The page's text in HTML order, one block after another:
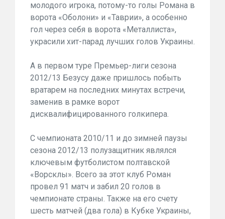
молодого игрока, потому-то голы Романа в
ворота «Оболони» и «Таврии», а особенно
гол через себя в ворота «Металлиста»,
украсили хит-парад лучших голов Украины.
А в первом туре Премьер-лиги сезона
2012/13 Безусу даже пришлось побыть
вратарем на последних минутах встречи,
заменив в рамке ворот
дисквалифицированного голкипера.
С чемпионата 2010/11 и до зимней паузы
сезона 2012/13 полузащитник являлся
ключевым футболистом полтавской
«Ворсклы». Всего за этот клуб Роман
провел 91 матч и забил 20 голов в
чемпионате страны. Также на его счету
шесть матчей (два гола) в Кубке Украины,